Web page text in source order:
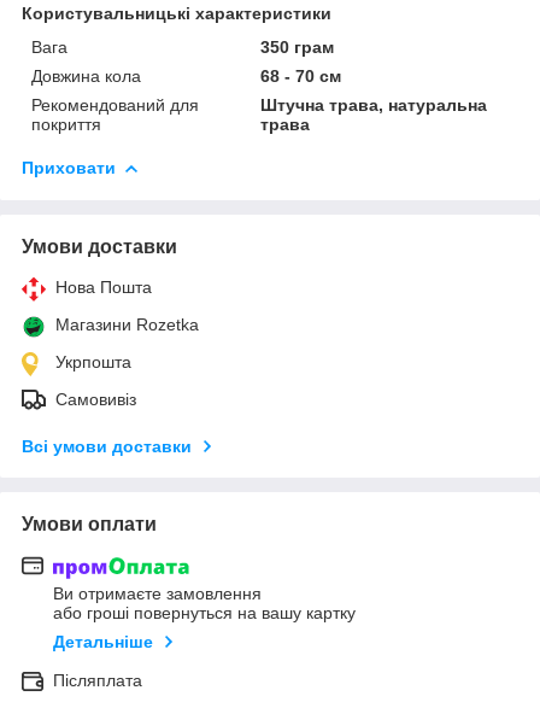
Користувальницькі характеристики
Вага
350 грам
Довжина кола
68 - 70 см
Рекомендований для
покриття
Штучна трава, натуральна
трава
Приховати
Умови доставки
Нова Пошта
Магазини Rozetka
Укрпошта
Самовивіз
Всі умови доставки
Умови оплати
Ви отримаєте замовлення
або гроші повернуться на вашу картку
Детальніше
Післяплата